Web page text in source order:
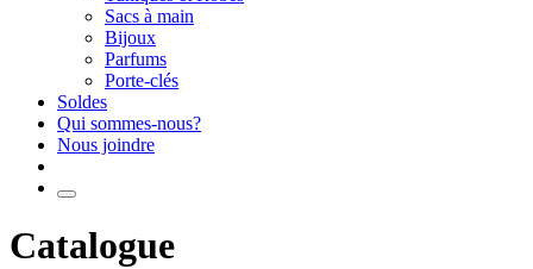
Sacs à main
Bijoux
Parfums
Porte-clés
Soldes
Qui sommes-nous?
Nous joindre
Catalogue